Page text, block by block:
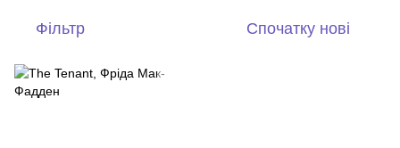
Фільтр Спочатку нові